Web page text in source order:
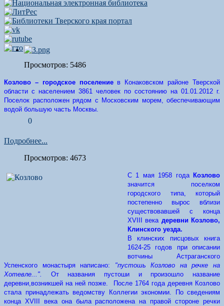
Просмотров: 5486
Козлово – городское поселениев Конаковском районе Тверской
области с населением 3861 человек по состоянию на 01.01.2012 г.
Поселок расположен рядом с Московским морем, обеспечивающим
водой большую часть Москвы.
0
Подробнее...
Просмотров: 4673
С 1 мая 1958 года Козлово
значится поселком
городского типа, который
постепенно вырос вблизи
существовавшей с конца
XVIII века деревни Козлово,
Клинского уезда.
В клинских писцовых книга
1624-25 годов при описании
вотчины Астраганского
Успенского монастыря написано: "пустошь Козлово на речке на
Хотевле...".
От названия пустоши и произошло название
деревни,возникшей на ней позже. После 1764 года деревня Козлово
стала принадлежать ведомству Коллегии экономии. По сведениям
конца XVIII века она была расположена на правой стороне речки